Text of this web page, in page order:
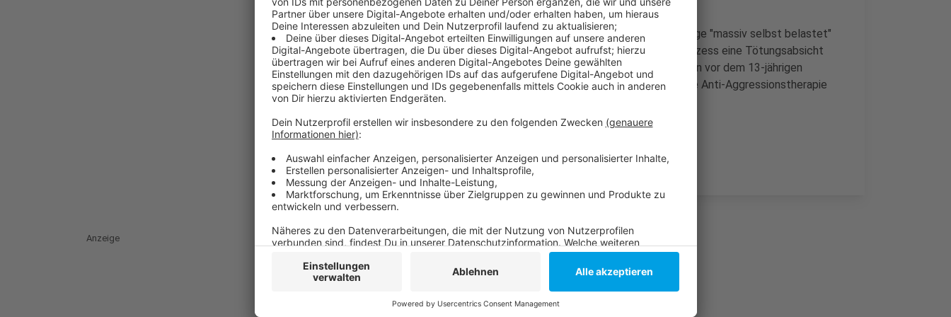
Bei ihrer Vernehmung vor zwei Jahren soll sich die damals 14-jährige "massiv selbst belastet"
haben. Weder das 13-jährige Opfer noch die Zeugen haben im Prozess eine Tötungsabsicht
bestätigt. Stattdessen habe die Angeklagte "nur" mit den Scheren vor dem 13-jährigen
herumgefuchtelt. Die 16-jährige muss jetzt Sozialtraining und eine Anti-Aggressionstherapie
machen.
Anzeige